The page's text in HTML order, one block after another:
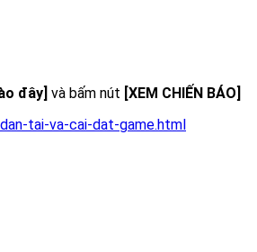
đây] và bấm nút [XEM CHIẾN BÁO]
tai-va-cai-dat-game.html